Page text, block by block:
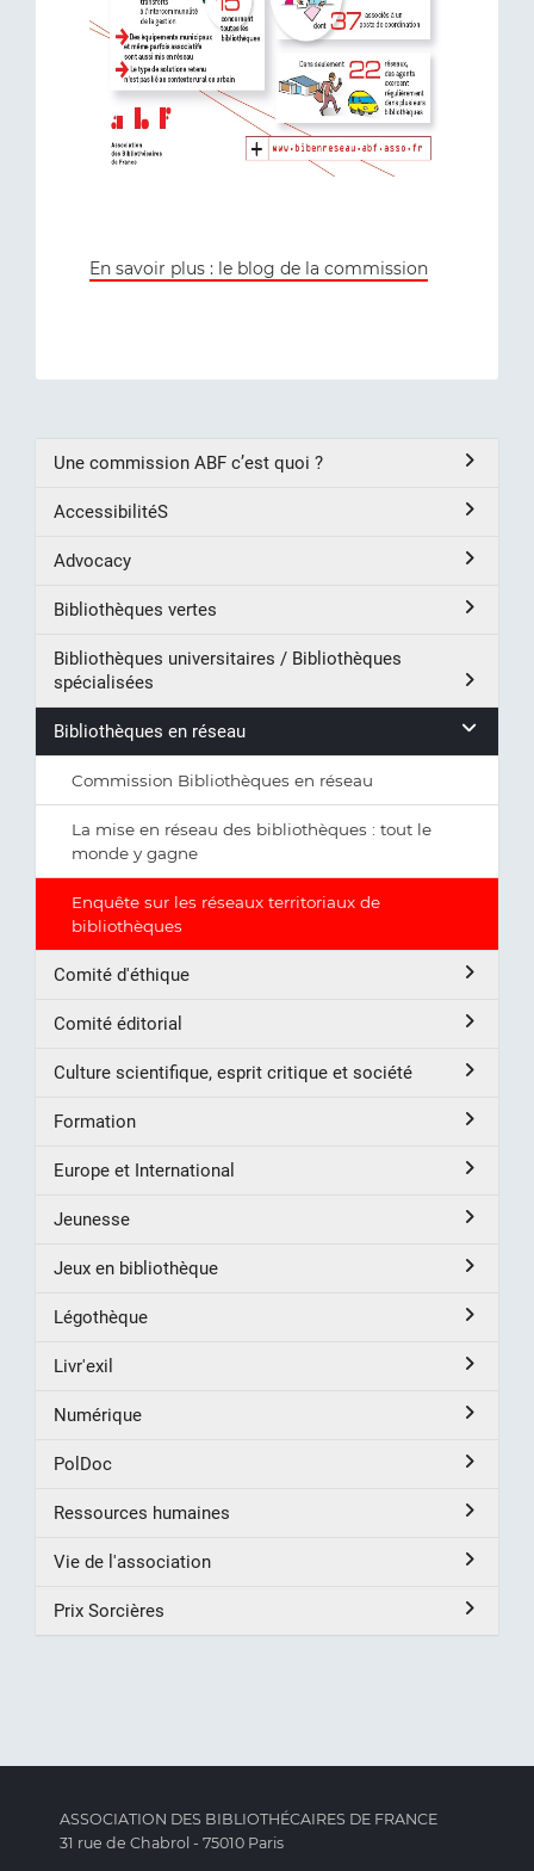
En savoir plus : le blog de la commission
Une commission ABF c’est quoi ?
AccessibilitéS
Advocacy
Bibliothèques vertes
Bibliothèques universitaires / Bibliothèques
spécialisées
Bibliothèques en réseau
Commission Bibliothèques en réseau
La mise en réseau des bibliothèques : tout le
monde y gagne
Enquête sur les réseaux territoriaux de
bibliothèques
Comité d'éthique
Comité éditorial
Culture scientifique, esprit critique et société
Formation
Europe et International
Jeunesse
Jeux en bibliothèque
Légothèque
Livr'exil
Numérique
PolDoc
Ressources humaines
Vie de l'association
Prix Sorcières
ASSOCIATION DES BIBLIOTHÉCAIRES DE FRANCE
31 rue de Chabrol - 75010 Paris